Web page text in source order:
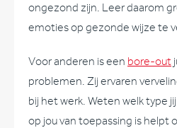
ongezond zijn. Leer daarom
emoties op gezonde wijze te
Voor anderen is een bore-out
problemen. Zij ervaren
bij het werk. Weten welk type
op jou van toepassing is helpt